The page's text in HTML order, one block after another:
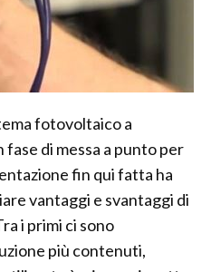
fotovoltaico a
di messa a punto per
fin qui fatta ha
vantaggi e svantaggi di
i primi ci sono
più contenuti,